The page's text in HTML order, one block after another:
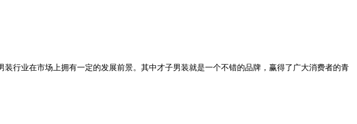
行业在市场上拥有一定的发展前景。其中才子男装就是一个不错的品牌，赢得了广大消费者的青